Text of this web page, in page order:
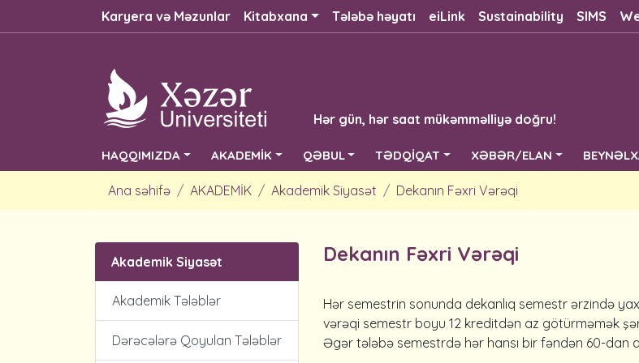
Karyera və Məzunlar Kitabxana Tələbə həyatı eiLink Sustainability SIMS
Hər gün, hər saat mükəmməlliyə doğru!
HAQQIMIZDA AKADEMİK QƏBUL TƏDQİQAT XƏBƏR/ELAN
Ana səhifə AKADEMİK Akademik Siyasət Dekanın Fəxri Vərəqi
Akademik Siyasət
Akademik Tələblər
Dərəcələrə Qoyulan Tələblər
Dekanın Fəxri Vərəqi
Hər semestrin sonunda dekanlıq semestr ərzində
vərəqi semestr boyu 12 kreditdən az götürmə­mək
Əgər tələbə semestrdə hər hansı bir fən­dən 60-dan